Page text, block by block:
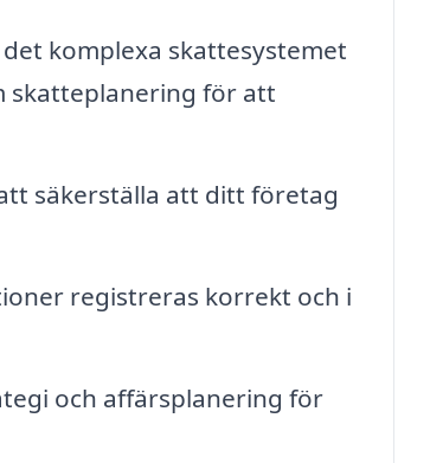
komplexa skattesystemet
skatteplanering för att
säkerställa att ditt företag
registreras korrekt och i
och affärsplanering för